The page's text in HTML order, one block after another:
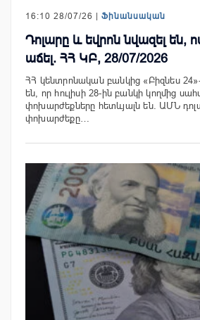
16:10 28/07/26 | Ֆինանսական
Դոլարը և եվրոն նվազել են,
աճել. ՀՀ ԿԲ, 28/07/2026
ՀՀ կենտրոնական բանկից «Բիզնես
են, որ հուլիսի 28-ին բանկի կողմից
փոխարժեքները հետևյալն են. ԱՄՆ
փոխարժեքը…